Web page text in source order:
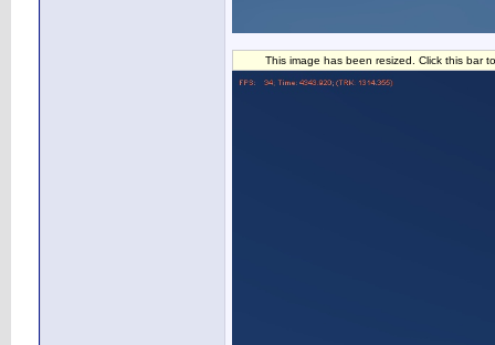
This image has been resized. Click this bar